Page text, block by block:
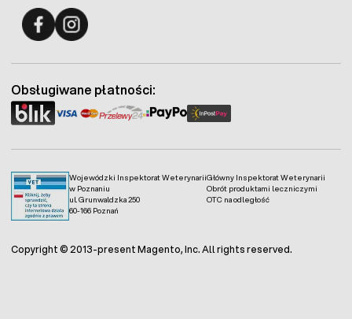
Wojewódzki Inspektorat Weterynarii
w Poznaniu
ul. Grunwaldzka 250
60-166 Poznań
Główny Inspektorat Weterynarii
Obrót produktami leczniczymi
OTC na odległość
Obsługiwane płatności:
Copyright © 2013-present Magento, Inc. All rights reserved.